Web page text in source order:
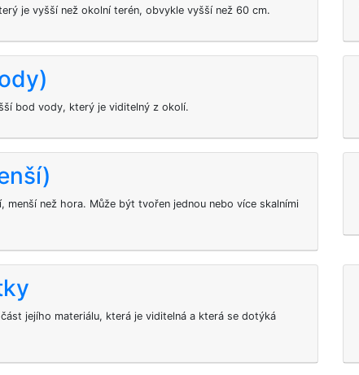
je vyšší než okolní terén, obvykle vyšší než 60 cm.
bod vody, který je viditelný z okolí.
menší než hora. Může být tvořen jednou nebo více skalními
jejího materiálu, která je viditelná a která se dotýká